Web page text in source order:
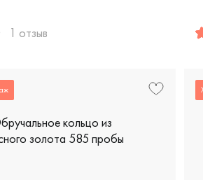
1 отзыв